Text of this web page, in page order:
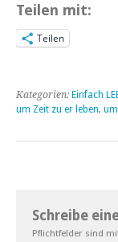
Teilen mit:
Teilen
Kategorien: Einfach
um Zeit zu er leben,
Schreibe
Pflichtfelder sind